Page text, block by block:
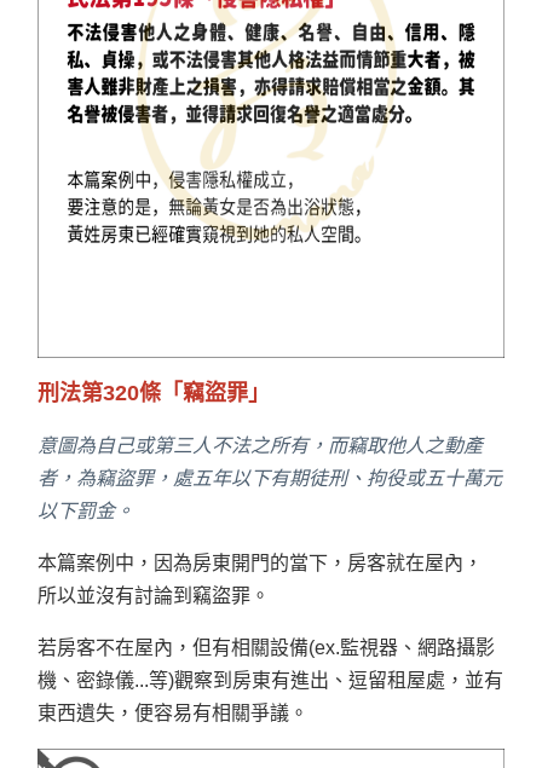
刑法第320條「竊盜罪」
意圖為自己或第三人不法之所有，而竊取他人之動產
者，為竊盜罪，處五年以下有期徒刑、拘役或五十萬元
以下罰金。
本篇案例中，因為房東開門的當下，房客就在屋內，
所以並沒有討論到竊盜罪。
若房客不在屋內，但有相關設備(ex.監視器、網路攝影
機、密錄儀...等)觀察到房東有進出、逗留租屋處，並有
東西遺失，便容易有相關爭議。